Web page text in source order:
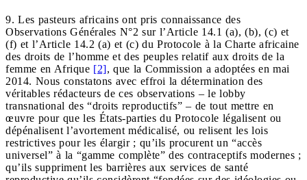
9. Les pasteurs africains ont pris connaissance des
Observations Générales N°2 sur l’Article 14.1 (a), (b), (c) et
(f) et l’Article 14.2 (a) et (c) du Protocole à la Charte africaine
des droits de l’homme et des peuples relatif aux droits de la
femme en Afrique [2], que la Commission a adoptées en mai
2014. Nous constatons avec effroi la détermination des
véritables rédacteurs de ces observations – le lobby
transnational des “droits reproductifs” – de tout mettre en
œuvre pour que les États-parties du Protocole légalisent ou
dépénalisent l’avortement médicalisé, ou relisent les lois
restrictives pour les élargir ; qu’ils procurent un “accès
universel” à la “gamme complète” des contraceptifs modernes ;
qu’ils suppriment les barrières aux services de santé